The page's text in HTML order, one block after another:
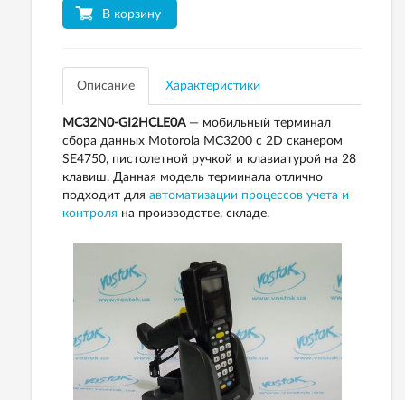
В корзину
Описание Характеристики
MC32N0-GI2HCLE0A— мобильный терминал
сбора данных Motorola MC3200 c 2D сканером
SE4750, пистолетной ручкой и клавиатурой на 28
клавиш. Данная модель терминала отлично
подходит для автоматизации процессов учета и
контроля на производстве, складе.